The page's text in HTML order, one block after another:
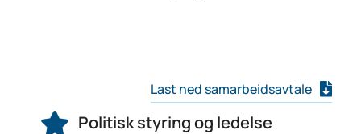
Last ned samarbeidsavtale
Politisk styring og ledelse